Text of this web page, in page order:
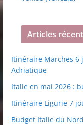
Articles
Itinéraire Marches 6
Adriatique
Italie en mai 2026 :
Itinéraire Ligurie 7
Budget Italie du